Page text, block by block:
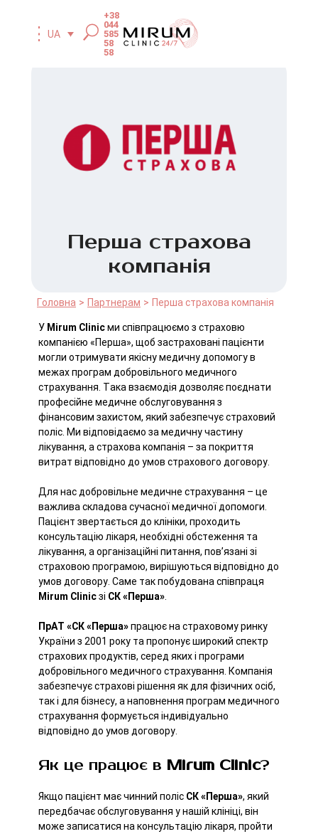
UA
+38
044
585
58
58
Перша cтрахова
компанія
Головна Партнерам Перша cтрахова компанія
У Mirum Clinicми співпрацюємо з страховю
компанією «Перша», щоб застраховані пацієнти
могли отримувати якісну медичну допомогу в
межах програм добровільного медичного
страхування. Така взаємодія дозволяє поєднати
професійне медичне обслуговування з
фінансовим захистом, який забезпечує страховий
поліс. Ми відповідаємо за медичну частину
лікування, а страхова компанія – за покриття
витрат відповідно до умов страхового договору.
Для нас добровільне медичне страхування – це
важлива складова сучасної медичної допомоги.
Пацієнт звертається до клініки, проходить
консультацію лікаря, необхідні обстеження та
лікування, а організаційні питання, пов’язані зі
страховою програмою, вирішуються відповідно до
умов договору. Саме так побудована співпраця
Mirum Clinicзі СК «Перша»
ПрАТ «СК «Перша»працює на страховому ринку
України з 2001 року та пропонує широкий спектр
страхових продуктів, серед яких і програми
добровільного медичного страхування. Компанія
забезпечує страхові рішення як для фізичних осіб,
так і для бізнесу, а наповнення програм медичного
страхування формується індивідуально
відповідно до умов договору.
Як це працює в Mirum Clinic?
Якщо пацієнт має чинний поліс СК «Перша», який
передбачає обслуговування у нашій клініці, він
може записатися на консультацію лікаря, пройти